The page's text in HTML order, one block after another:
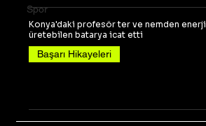
Spor
Konya'daki profesör ter ve nemden enerji
üretebilen batarya icat etti
Başarı Hikayeleri